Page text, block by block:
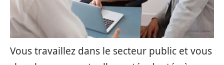
Vous travaillez dans le secteur public et vous